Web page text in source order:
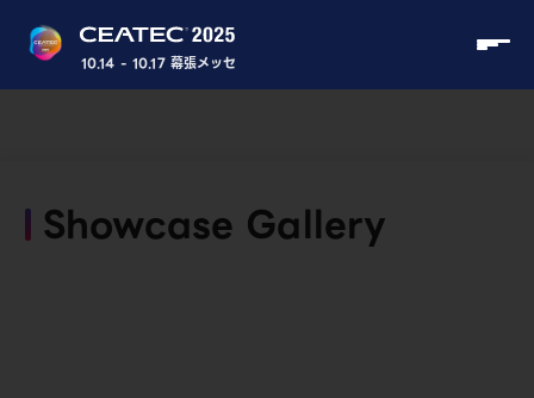
10.14 - 10.17 幕張メッセ
Showcase Gallery